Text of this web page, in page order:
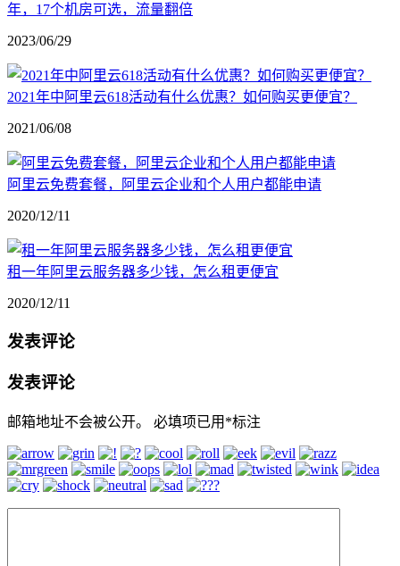
年，17个机房可选，流量翻倍
2023/06/29
2021年中阿里云618活动有什么优惠？如何购买更便宜？
2021/06/08
阿里云免费套餐，阿里云企业和个人用户都能申请
2020/12/11
租一年阿里云服务器多少钱，怎么租更便宜
2020/12/11
发表评论
发表评论
邮箱地址不会被公开。 必填项已用 *标注